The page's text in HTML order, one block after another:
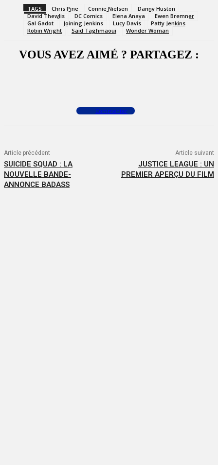
TAGS Chris Pine Connie Nielsen
Danny Huston
David Thewlis
DC Comics Elena Anaya
Ewen Bremner
Gal Gadot
Joining Jenkins Lucy Davis
Patty Jenkins
Robin Wright
Saïd Taghmaoui Wonder Woman
VOUS AVEZ AIMÉ ? PARTAGEZ :
Commenter
Article précédent
SUICIDE SQUAD : LA
NOUVELLE BANDE-
ANNONCE BADASS
Article suivant
JUSTICE LEAGUE : UN
PREMIER APERÇU DU FILM